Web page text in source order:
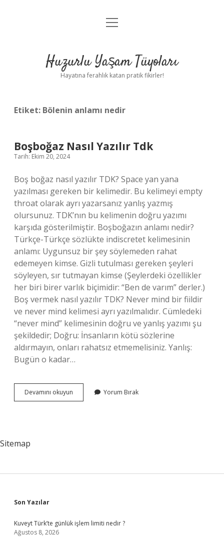
Anasayfa
Yasal Uyarı
menüyü
Huzurlu Yaşam Tüyoları
Hayatına ferahlık katan pratik fikirler!
Etiket: Bölenin anlamı nedir
Boşboğaz Nasıl Yazılır Tdk
Tarih: Ekim 20, 2024
Boş boğaz nasıl yazılır TDK? Space yan yana
yazılması gereken bir kelimedir. Bu kelimeyi empty
throat olarak ayrı yazarsanız yanlış yazmış
olursunuz. TDK’nın bu kelimenin doğru yazımı
karşıda gösterilmiştir. Boşboğazın anlamı nedir?
Türkçe-Türkçe sözlükte indiscretet kelimesinin
anlamı: Uygunsuz bir şey söylemeden rahat
edemeyen kimse. Gizli tutulması gereken şeyleri
söyleyen, sır tutmayan kimse (Şeylerdeki özellikler
her biri birer varlık biçimidir: “Ben de varım” derler.)
Boş vermek nasıl yazılır TDK? Never mind bir fiildir
ve never mind kelimesi ayrı yazılmalıdır. Cümledeki
“never mind” kelimesinin doğru ve yanlış yazımı şu
şekildedir; Doğru: İnsanların kötü sözlerine
aldırmayın, onları rahatsız etmemelisiniz. Yanlış:
Bugün o kadar…
Devamını okuyun Boşboğaz
Nasıl
Yorum Bırak
Sitemap
Sidebar
Son Yazılar
Kuveyt Türk’te günlük işlem limiti nedir ?
Ağustos 8, 2026